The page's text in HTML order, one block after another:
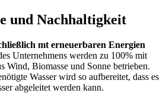
und Nachhaltigkeit
mt erneuerbaren Energien
Unternehmens werden zu 100% mit
Wind, Biomasse und Sonne betrieben.
Wasser wird so aufbereitet, dass es
abgeleitet werden kann.